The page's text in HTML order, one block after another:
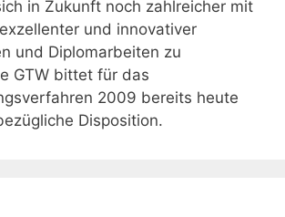
in Zukunft noch zahlreicher mit
und innovativer
und Diplomarbeiten zu
GTW bittet für das
2009 bereits heute
Disposition.